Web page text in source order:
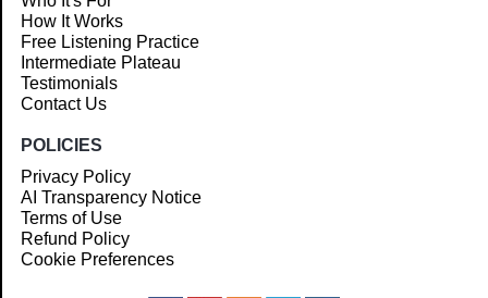
How It Works
Free Listening Practice
Intermediate Plateau
Testimonials
Contact Us
POLICIES
Privacy Policy
AI Transparency Notice
Terms of Use
Refund Policy
Cookie Preferences